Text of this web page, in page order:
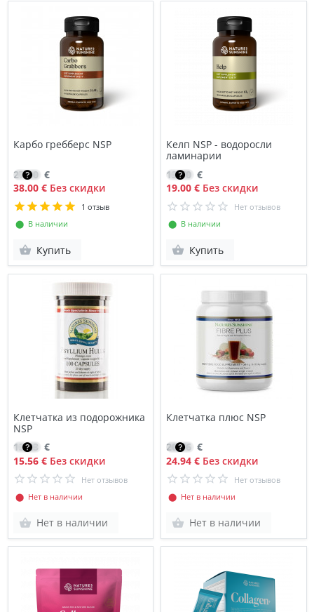
Карбо гребберс NSP
27.10 €
38.00 €Без скидки
1 отзыв
⬤ В наличии
Купить
Келп NSP - водоросли
ламинарии
13.70 €
19.00 € Без скидки
Нет отзывов
⬤ В наличии
Купить
Клетчатка из подорожника
NSP
13.23 €
15.56 €Без скидки
Нет отзывов
⬤ Нет в наличии
Нет в наличии
Клетчатка плюс NSP
20.76 €
24.94 € Без скидки
Нет отзывов
⬤ Нет в наличии
Нет в наличии